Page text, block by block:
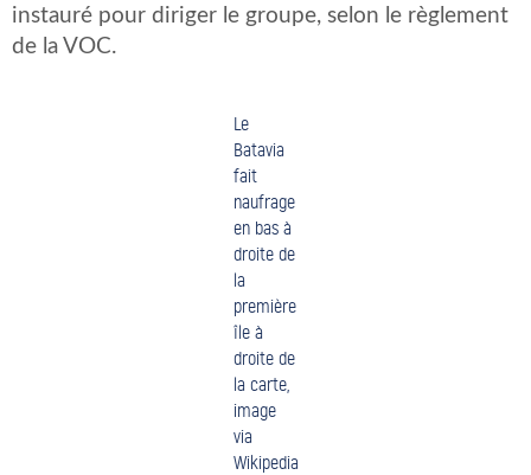
instauré pour diriger le groupe, selon le règlement
de la VOC.
Le
Batavia
fait
naufrage
en bas à
droite de
la
première
île à
droite de
la carte,
image
via
Wikipedia